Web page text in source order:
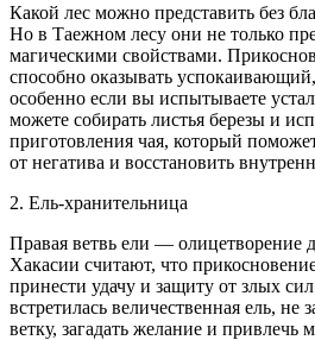
Какой лес можно представить без
Но в Таежном лесу они не только
магическими свойствами.
способно оказывать
особенно если вы испытываете
можете собирать листья березы и
приготовления чая, который
от негатива и восстановить
2. Ель-хранительница
Правая ветвь ели — олицетворение
Хакасии считают, что
принести удачу и защиту от злых
встретилась величественная ель, не
ветку, загадать желание и привлечь